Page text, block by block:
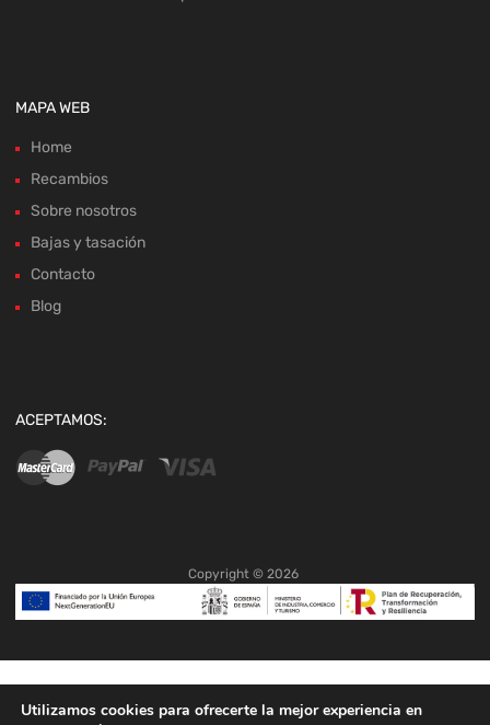
MAPA WEB
Home
Recambios
Sobre nosotros
Bajas y tasación
Contacto
Blog
ACEPTAMOS:
Copyright © 2026
Utilizamos cookies para ofrecerte la mejor experiencia en